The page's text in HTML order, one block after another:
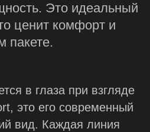
Это идеальный
ценит комфорт и
пакете.
в глаза при взгляде
это его современный
вид. Каждая линия